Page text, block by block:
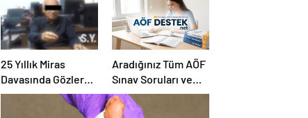
25 Yıllık Miras
Davasında Gözler
Temmuz Ayındaki
Karar Duruşmasına
Aradığınız Tüm AÖF
Sınav Soruları ve
Canlı Açıköğretim
Forumu Burada